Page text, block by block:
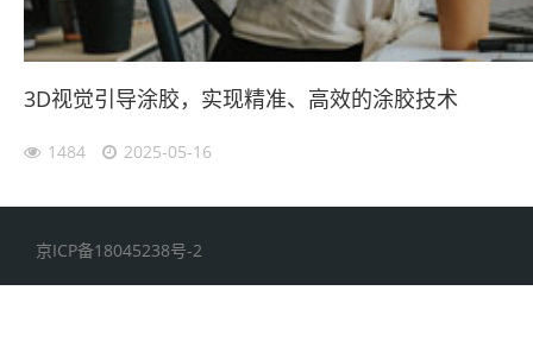
3D视觉引导涂胶，实现精准、高效的涂胶技术
1484 2025-05-16
京ICP备18045238号-2